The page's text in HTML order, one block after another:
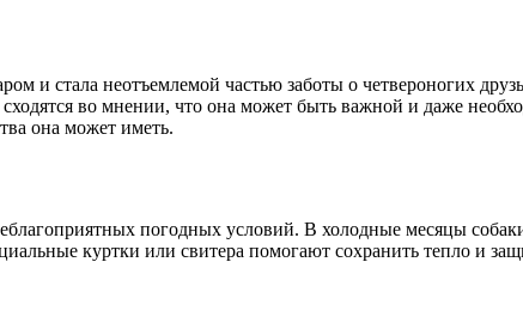
и стала неотъемлемой частью заботы о четвероногих
во мнении, что она может быть важной и даже
она может иметь.
погодных условий. В холодные месяцы
куртки или свитера помогают сохранить тепло и